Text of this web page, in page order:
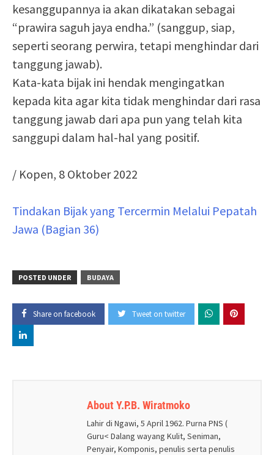
kesanggupannya ia akan dikatakan sebagai
“prawira saguh jaya endha.” (sanggup, siap,
seperti seorang perwira, tetapi menghindar dari
tanggung jawab).
Kata-kata bijak ini hendak mengingatkan
kepada kita agar kita tidak menghindar dari rasa
tanggung jawab dari apa pun yang telah kita
sanggupi dalam hal-hal yang positif.
/ Kopen, 8 Oktober 2022
Tindakan Bijak yang Tercermin Melalui Pepatah
Jawa (Bagian 36)
POSTED UNDER BUDAYA
Share on facebook Tweet on twitter
About Y.P.B. Wiratmoko
Lahir di Ngawi, 5 April 1962. Purna PNS (
Guru< Dalang wayang Kulit, Seniman,
Penyair, Komponis, penulis serta penulis